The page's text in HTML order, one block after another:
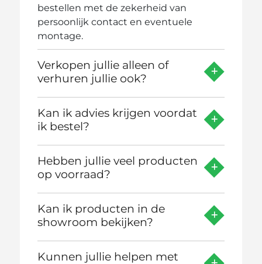
bestellen met de zekerheid van
persoonlijk contact en eventuele
montage.
Verkopen jullie alleen of
verhuren jullie ook?
Kan ik advies krijgen voordat
ik bestel?
Hebben jullie veel producten
op voorraad?
Kan ik producten in de
showroom bekijken?
Kunnen jullie helpen met